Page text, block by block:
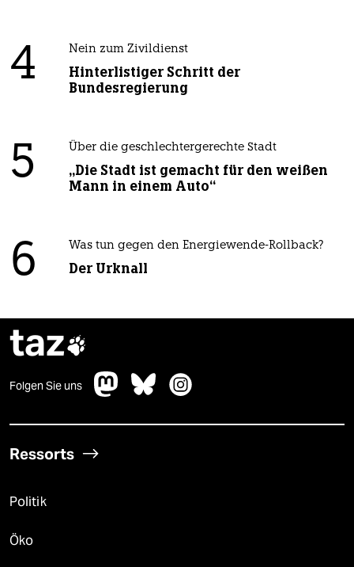
4 Nein zum Zivildienst
Hinterlistiger Schritt der
Bundesregierung
5 Über die geschlechtergerechte Stadt
„Die Stadt ist gemacht für den weißen
Mann in einem Auto“
6 Was tun gegen den Energiewende-Rollback?
Der Urknall
taz
Folgen Sie uns
Ressorts
Politik
Öko